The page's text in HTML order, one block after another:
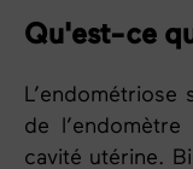
Qu'est-ce
L’endométriose
de
cavité utérine.